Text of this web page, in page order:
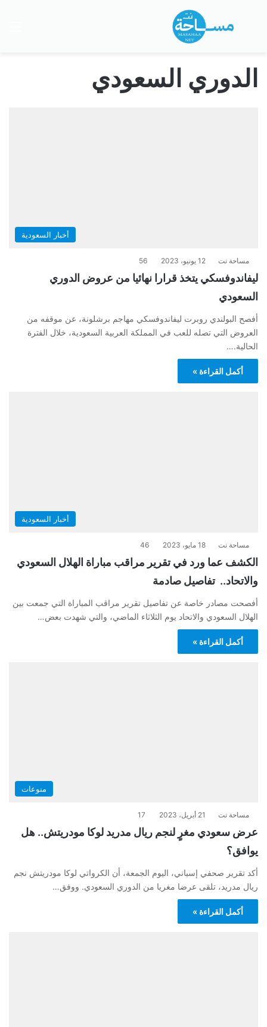
بحث عن
الدوري السعودي
أخبار السعودية
مساحة نت 12 يونيو، 2023 56
ليفاندوفسكي يتخذ قرارا نهائيا من عروض الدوري
السعودي
أفصح البولندي روبرت ليفاندوفسكي مهاجم برشلونة، عن موقفه من
العروض التي تصله للعب في المملكة العربية السعودية، خلال الفترة
الحالية.…
أكمل القراءة »
أخبار السعودية
مساحة نت 18 مايو، 2023 46
الكشف عما ورد في تقرير مراقب مباراة الهلال السعودي
والاتحاد.. تفاصيل صادمة
أفصحت مصادر خاصة عن تفاصيل تقرير مراقب المباراة التي جمعت بين
الهلال السعودي والاتحاد يوم الثلاثاء الماضي، والتي شهدت بعض…
أكمل القراءة »
منوعات
مساحة نت 21 أبريل، 2023 17
عرض سعودي مغرٍ لنجم ريال مدريد لوكا مودريتش.. هل
يوافق؟
أكد تقرير صحفي إسباني، اليوم الجمعة، أن الكرواتي لوكا مودريتش نجم
ريال مدريد، تلقى عرضا مغريا من الدوري السعودي. ووفق…
أكمل القراءة »